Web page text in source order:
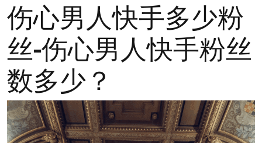
伤心男人快手多少粉
丝-伤心男人快手粉丝
数多少？